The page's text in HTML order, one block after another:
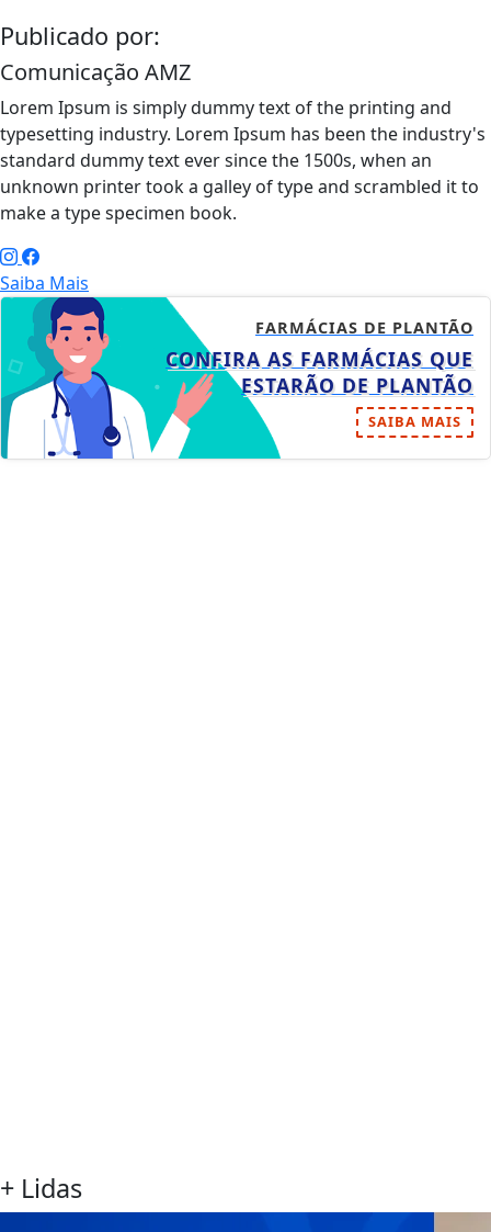
Publicado por:
Comunicação AMZ
Lorem Ipsum is simply dummy text of the printing and
typesetting industry. Lorem Ipsum has been the industry's
standard dummy text ever since the 1500s, when an
unknown printer took a galley of type and scrambled it to
make a type specimen book.
Saiba Mais
FARMÁCIAS DE PLANTÃO
CONFIRA AS FARMÁCIAS QUE
ESTARÃO DE PLANTÃO
SAIBA MAIS
+ Lidas